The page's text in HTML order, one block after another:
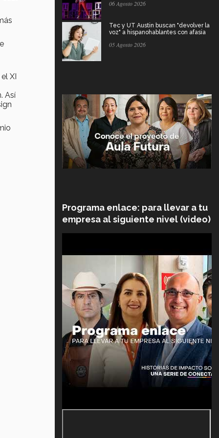
XI
Así
06 Agosto 2026
Tec y UT Austin buscan "devolver la
voz" a hispanohablantes con afasia
05 Agosto 2026
Programa enlace: para llevar a tu
empresa al siguiente nivel (video)